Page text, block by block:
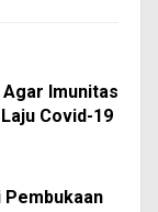
Imunitas
Covid-19
Pembukaan